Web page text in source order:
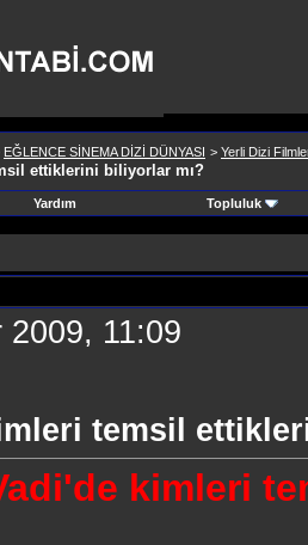
EĞLENCE SİNEMA DİZİ DÜNYASI > Yerli Dizi
ettiklerini biliyorlar mı?
Yardım Topluluk
2009, 11:09
temsil
kimleri